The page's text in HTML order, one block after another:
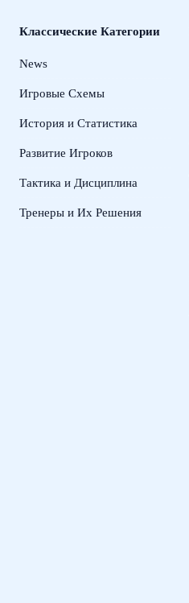
Классические Категории
News
Игровые Схемы
История и Статистика
Развитие Игроков
Тактика и Дисциплина
Тренеры и Их Решения